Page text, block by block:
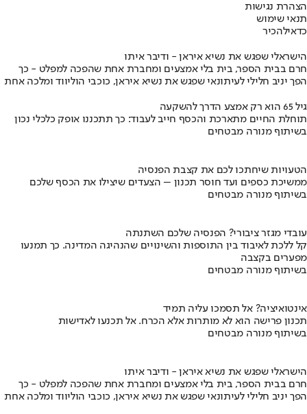
הצהרת נגישות
תנאי שימוש
כדאילהכיר
הישראלי שפגש את נשיא איראן - ודיבר איתו
חרם בבית הספר, בית בלי אמצעים ומחברת אחת שהפכה למפלט - כך
הפך יניב חלילי לעיתונאי שפגש את נשיא איראן, כוכבי הוליווד ומלכה אחת
גיל 65 הוא רק אמצע הדרך להשקעה
תוחלת החיים מתארכת והכסף חייב לעבוד: כך תתכננו אופק כלכלי נכון
בשיתוף מנורה מבטחים
הטעויות שיחתכו לכם את קצבת הפנסיה
ממשיכת כספים ועד חוסר תכנון – הצעדים שיצילו את הכסף שלכם
בשיתוף מנורה מבטחים
עובדי מגזר ציבורי? הפנסיה שלכם השתנתה
קל ללכת לאיבוד בין התוספות והשינויים שהנהיגה המדינה. כך תמנעו
מפערים בקצבה
בשיתוף מנורה מבטחים
אינטואיציה? אל תסמכו עליה תמיד
תכנון פרישה הוא לא מותרות אלא הכרח. אל תכנעו לאדישות
בשיתוף מנורה מבטחים
הישראלי שפגש את נשיא איראן - ודיבר איתו
חרם בבית הספר, בית בלי אמצעים ומחברת אחת שהפכה למפלט - כך
הפך יניב חלילי לעיתונאי שפגש את נשיא איראן, כוכבי הוליווד ומלכה אחת